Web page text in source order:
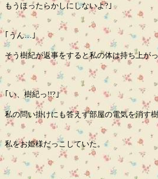
もうほったらかしにしないよ?｣
｢うん…｣
そう樹紀が返事をすると私の体は持ち上がっ
｢い、樹紀っ!!?｣
私の問い掛けにも答えず部屋の電気を消す
私をお姫様だっこしていた。